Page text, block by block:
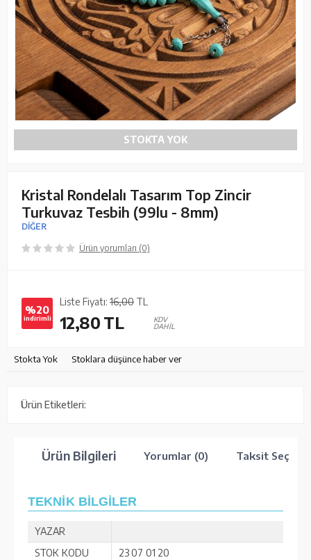
STOKTA YOK
Kristal Rondelalı Tasarım Top Zincir
Turkuvaz Tesbih (99lu - 8mm)
DİĞER
Ürün yorumları (0)
%20
indirimli
Liste Fiyatı: 16,00 TL
12,80TL
KDV
DAHİL
Stokta Yok Stoklara düşünce haber ver
Ürün Etiketleri:
Ürün Bilgileri Yorumlar (0) Taksit
TEKNİK BİLGİLER
YAZAR
STOK KODU
23 07 01 20